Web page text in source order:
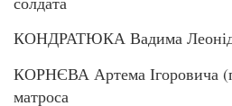
КОНДРАТЮКА Вадима
КОРНЄВА Артема Ігоровича
матроса